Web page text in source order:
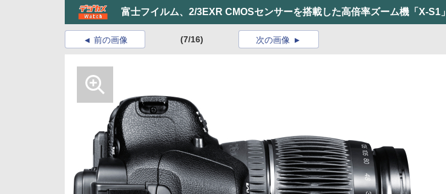
富士フイルム、2/3EXR CMOSセンサーを搭載した高倍率ズーム機「X-S1」
前の画像 (7/16) 次の画像